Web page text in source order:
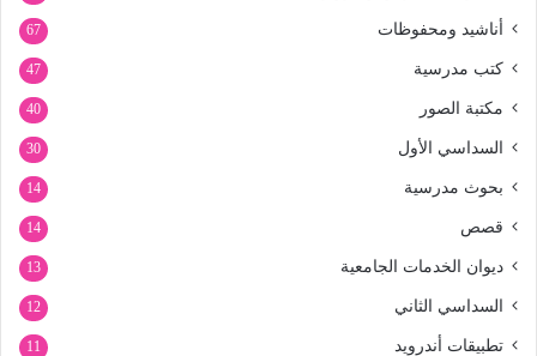
أناشيد ومحفوظات 67
كتب مدرسية 47
مكتبة الصور 40
السداسي الأول 30
بحوث مدرسية 14
قصص 14
ديوان الخدمات الجامعية 13
السداسي الثاني 12
تطبيقات أندرويد 11